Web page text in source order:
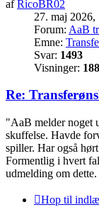
afRicoBR02
27. maj 2026,
Forum: AaB
Emne:
Svar: 1493
Visninger:
Re:
"AaB melder noget
skuffelse. Havde
spiller. Har også
Formentlig i hvert
udmelding om
Hop til